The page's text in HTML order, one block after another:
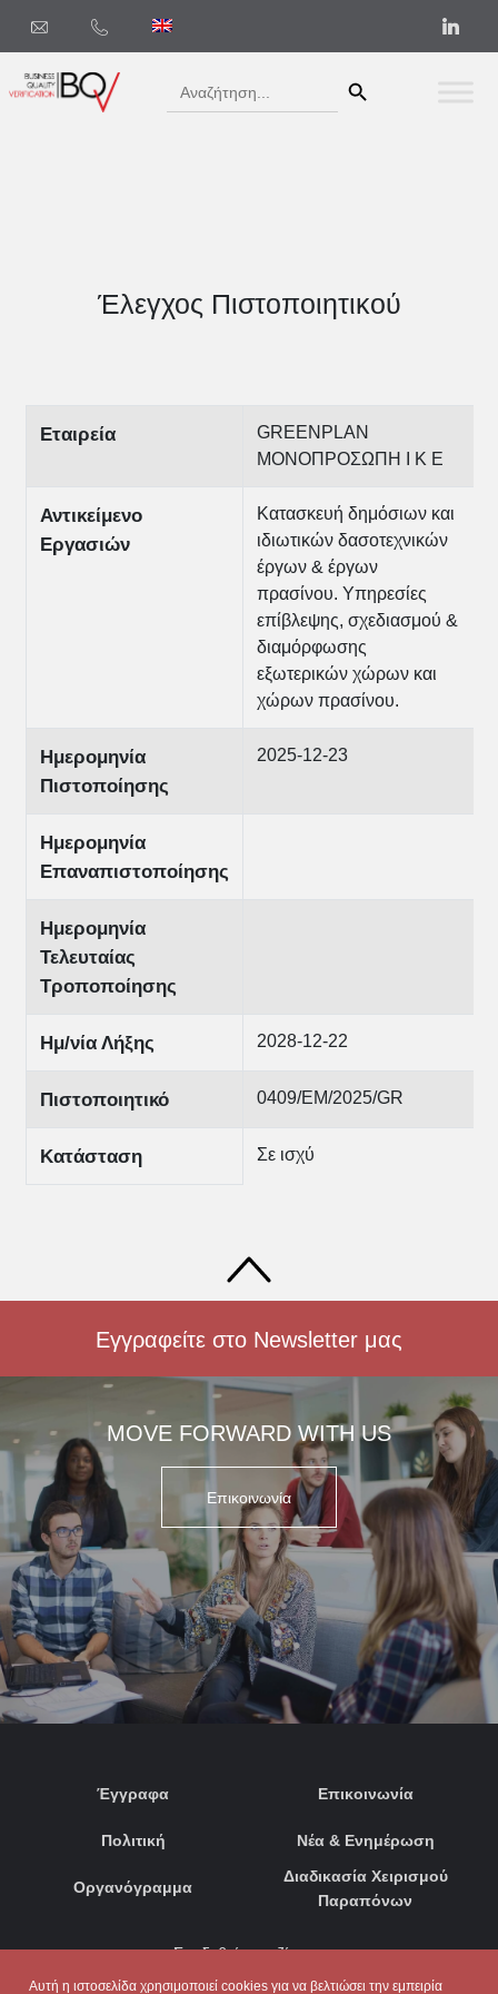
Αυτή η ιστοσελίδα χρησιμοποιεί cookies για να βελτιώσει την εμπειρία
Search
for:
Έλεγχος Πιστοποιητικού
Εταιρεία
GREENPLAN
ΜΟΝΟΠΡΟΣΩΠΗ Ι Κ Ε
Αντικείμενο
Εργασιών
Κατασκευή δημόσιων και
ιδιωτικών δασοτεχνικών
έργων & έργων
πρασίνου. Υπηρεσίες
επίβλεψης, σχεδιασμού &
διαμόρφωσης
εξωτερικών χώρων και
χώρων πρασίνου.
Ημερομηνία
Πιστοποίησης
2025-12-23
Ημερομηνία
Επαναπιστοποίησης
Ημερομηνία
Τελευταίας
Τροποποίησης
Ημ/νία Λήξης 2028-12-22
Πιστοποιητικό 0409/EM/2025/GR
Κατάσταση Σε ισχύ
Εγγραφείτε στο Newsletter μας
MOVE FORWARD WITH US
Επικοινωνία
Έγγραφα
Πολιτική
Οργανόγραμμα
Επικοινωνία
Νέα & Ενημέρωση
Διαδικασία Χειρισμού
Παραπόνων
Συνδεθείτε μαζί μας: